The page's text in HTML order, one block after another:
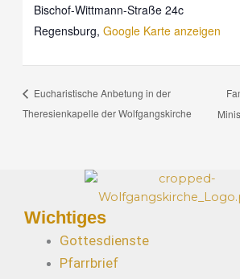
Bischof-Wittmann-Straße 24c
Regensburg, Google Karte anzeigen
Eucharistische Anbetung in der
Theresienkapelle der Wolfgangskirche
Wichtiges
Gottesdienste
Pfarrbrief